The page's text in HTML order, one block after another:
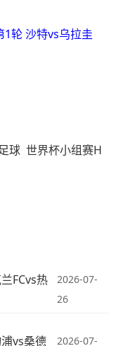
轮 沙特vs乌拉圭
球 世界杯小组赛H
FCvs热
2026-07-
26
vs桑德
2026-07-